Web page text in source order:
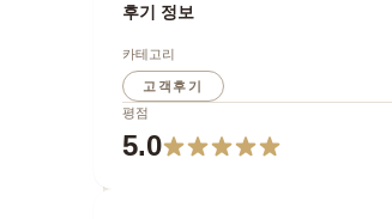
후기 정보
카테고리
고객후기
평점
5.0